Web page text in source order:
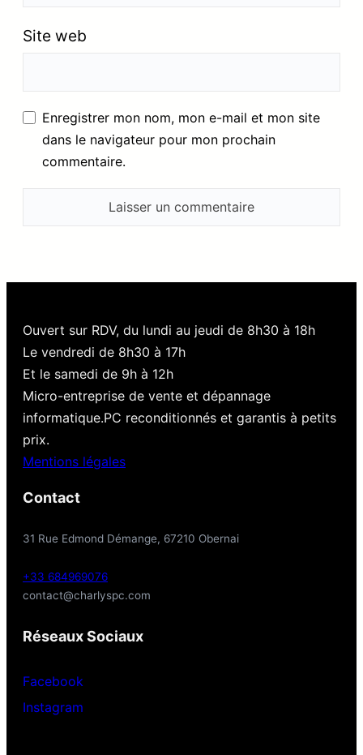
Site web
Enregistrer mon nom, mon e-mail et mon site
dans le navigateur pour mon prochain
commentaire.
Ouvert sur RDV, du lundi au jeudi de 8h30 à 18h
Le vendredi de 8h30 à 17h
Et le samedi de 9h à 12h
Micro-entreprise de vente et dépannage
informatique.PC reconditionnés et garantis à petits
prix.
Mentions légales
Contact
31 Rue Edmond Démange, 67210 Obernai
+33 684969076
contact@charlyspc.com
Réseaux Sociaux
Facebook
Instagram